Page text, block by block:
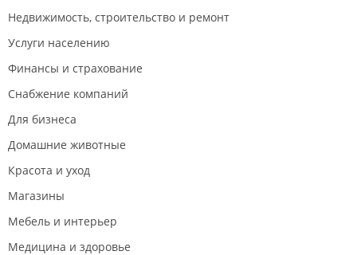
Недвижимость, строительство и ремонт
Услуги населению
Финансы и страхование
Снабжение компаний
Для бизнеса
Домашние животные
Красота и уход
Магазины
Мебель и интерьер
Медицина и здоровье